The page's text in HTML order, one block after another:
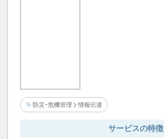
防災・危機管理 情報伝達
サービスの特徴